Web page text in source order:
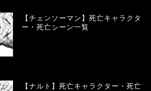
【チェンソーマン】死亡キャラクタ
ー・死亡シーン一覧
【ナルト】死亡キャラクター・死亡